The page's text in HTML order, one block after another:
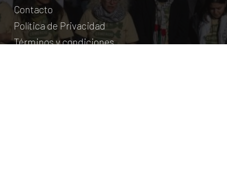
Contacto
Política de Privacidad
Términos y condiciones